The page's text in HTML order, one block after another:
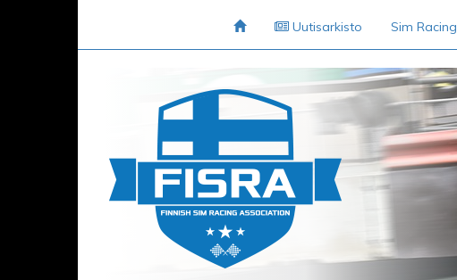
Uutisarkisto Sim Racing